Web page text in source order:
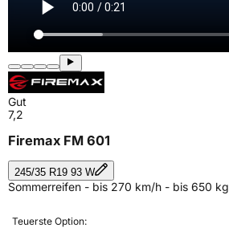
Gut
7,2
Firemax FM 601
245/35 R19 93 W
Sommerreifen - bis 270 km/h - bis 650 kg
Teuerste Option: